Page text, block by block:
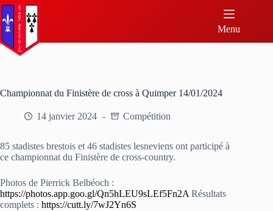
Menu
Championnat du Finistère de cross à Quimper 14/01/2024
14 janvier 2024 Compétition
85 stadistes brestois et 46 stadistes lesneviens ont participé à
ce championnat du Finistère de cross-country.
Photos de Pierrick Belbéoch :
https://photos.app.goo.gl/Qn5hLEU9sLEf5Fn2A Résultats
complets : https://cutt.ly/7wJ2Yn6S